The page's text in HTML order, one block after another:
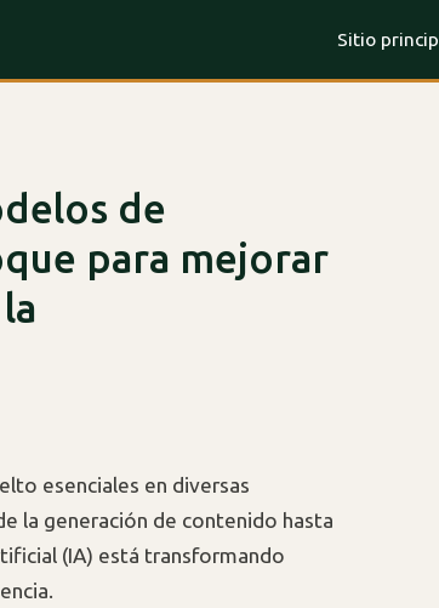
Sitio
de
para mejorar
esenciales en diversas
la generación de contenido hasta
(IA) está transformando